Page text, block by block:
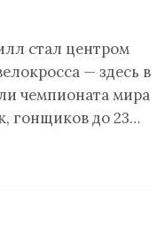
стал центром
— здесь в
чемпионата мира
гонщиков до 23…